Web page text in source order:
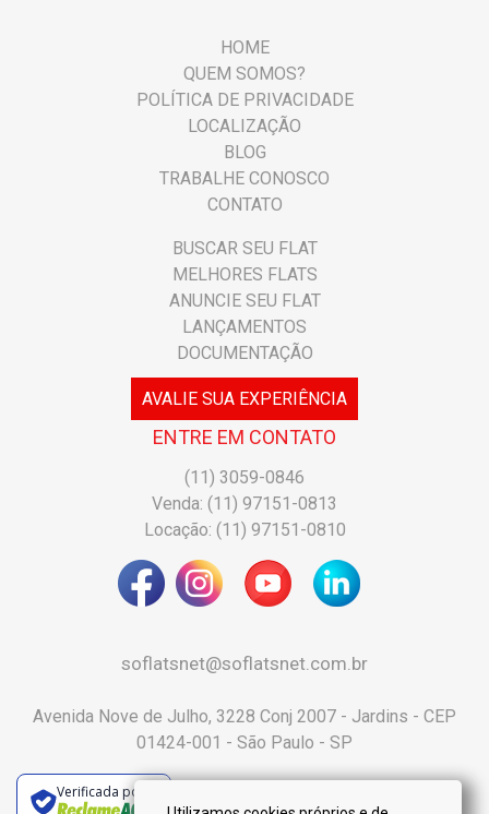
HOME
QUEM SOMOS?
POLÍTICA DE PRIVACIDADE
LOCALIZAÇÃO
BLOG
TRABALHE CONOSCO
CONTATO
BUSCAR SEU FLAT
MELHORES FLATS
ANUNCIE SEU FLAT
LANÇAMENTOS
DOCUMENTAÇÃO
AVALIE SUA EXPERIÊNCIA
ENTRE EM CONTATO
(11) 3059-0846
Venda: (11) 97151-0813
Locação: (11) 97151-0810
soflatsnet@soflatsnet.com.br
Avenida Nove de Julho, 3228 Conj 2007 - Jardins - CEP
01424-001 - São Paulo - SP
Verificada por